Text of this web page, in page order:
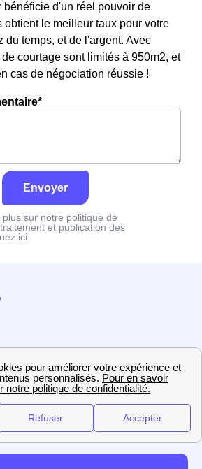
bénéficie d'un réel pouvoir de
obtient le meilleur taux pour votre
du temps, et de l'argent. Avec
courtage sont limités à 950m2, et
cas de négociation réussie !
Envoyer
plus sur notre politique de
et publication des
ici